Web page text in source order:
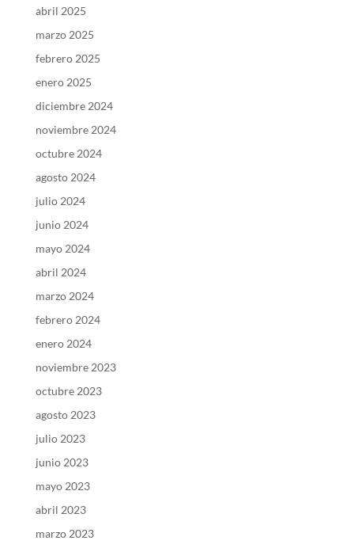
abril 2025
marzo 2025
febrero 2025
enero 2025
diciembre 2024
noviembre 2024
octubre 2024
agosto 2024
julio 2024
junio 2024
mayo 2024
abril 2024
marzo 2024
febrero 2024
enero 2024
noviembre 2023
octubre 2023
agosto 2023
julio 2023
junio 2023
mayo 2023
abril 2023
marzo 2023